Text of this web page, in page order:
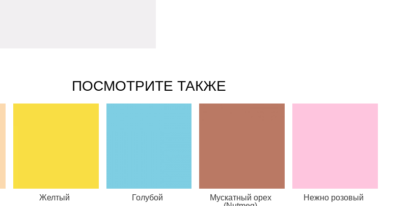
ПОСМОТРИТЕ ТАКЖЕ
Желтый
Голубой
Мускатный орех
Нежно розовый